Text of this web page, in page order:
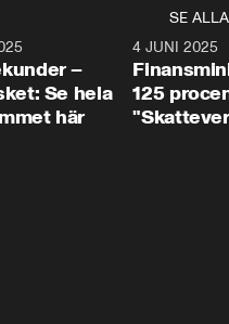
SE ALLA
4:29
–
Se hela
här
4 JUNI 2025
125